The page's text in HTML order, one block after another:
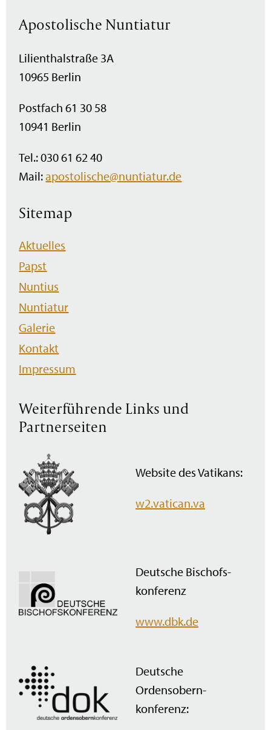
Apostolische Nuntiatur
Lilienthalstraße 3A
10965 Berlin
Postfach 61 30 58
10941 Berlin
Tel.: 030 61 62 40
Mail:apostolische@nuntiatur.de
Sitemap
Navigation
überspringen
Aktuelles
Papst
Nuntius
Nuntiatur
Galerie
Kontakt
Impressum
Weiterführende Links und
Partnerseiten
Website des Vatikans:
w2.vatican.va
Deutsche Bischofs­
konferenz
www.dbk.de
Deutsche
Ordensobern­
konferenz: